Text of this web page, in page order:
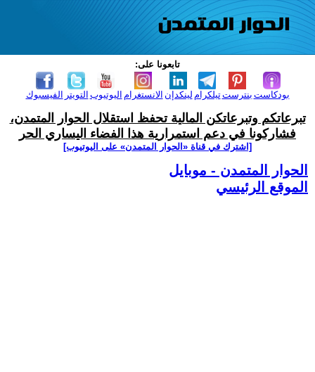
تابعونا على:
الفيسبوك التويتر اليوتيوب الانستغرام لينكدإن تيلكرامبنترست بودكاست
تبرعاتكم وتبرعاتكن المالية تحفظ استقلال الحوار المتمدن،
فشاركونا في دعم استمرارية هذا الفضاء اليساري الحر
[اشترك في قناة ‫«الحوار المتمدن» على اليوتيوب]
الحوار المتمدن - موبايل
الموقع الرئيسي